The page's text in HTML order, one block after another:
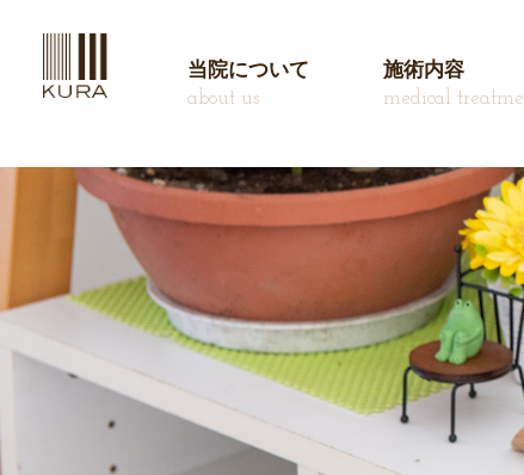
当院について
about us
施術内容
medical